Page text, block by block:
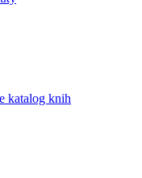
katalog knih